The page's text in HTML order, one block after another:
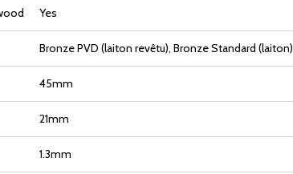
Yes
Bronze PVD (laiton revêtu), Bronze Standard (laiton)
45mm
21mm
1.3mm